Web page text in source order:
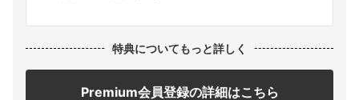
特典についてもっと詳しく
Premium会員登録の詳細はこちら